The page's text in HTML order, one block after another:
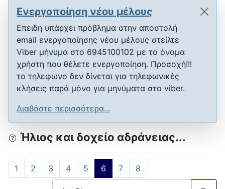
Ενεργοποίηση νέου μέλους
Επειδη υπάρχει πρόβλημα στην αποστολή
email ενεργοποίησης νέου μέλους στείλτε
Viber μήνυμα στο 6945100102 με το όνομα
χρήστη που θέλετε ενεργοποίηση. Προσοχή!!!
το τηλεφωνο δεν δίνεται για τηλεφωνικές
κλήσεις παρά μόνο για μηνύματα στο viber.
Διαβάστε περισσότερα...
Ήλιος και δοχείο αδράνειας...
1 2 3 4 5 6 7 8